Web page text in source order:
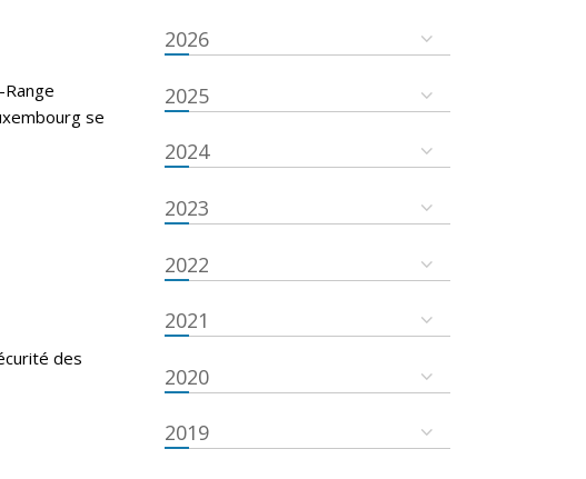
se
des
2026
2025
2024
2023
2022
2021
2020
2019